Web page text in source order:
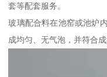
套等配套服务。
玻璃配合料在池窑或池炉
成均匀、无气泡，并符合